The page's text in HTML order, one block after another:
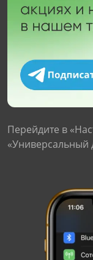
Перейдите в
«Универсальный